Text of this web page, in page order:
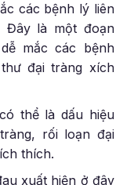
các bệnh lý liên
Đây là một đoạn
mắc các bệnh
đại tràng xích
thể là dấu hiệu
rối loạn đại
thích.
xuất hiện ở đây